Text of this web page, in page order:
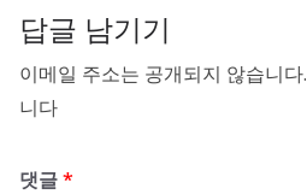
답글 남기기
이메일 주소는 공개되지 않습니다.
니다
댓글*